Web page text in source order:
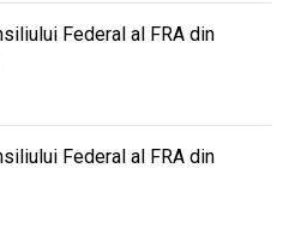
Federal al FRA din
Federal al FRA din